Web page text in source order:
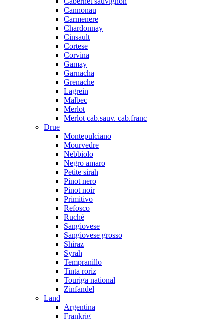
Cannonau
Carmenere
Chardonnay
Cinsault
Cortese
Corvina
Gamay
Garnacha
Grenache
Lagrein
Malbec
Merlot
Merlot cab.sauv. cab.franc
Drue
Montepulciano
Mourvedre
Nebbiolo
Negro amaro
Petite sirah
Pinot nero
Pinot noir
Primitivo
Refosco
Ruché
Sangiovese
Sangiovese grosso
Shiraz
Syrah
Tempranillo
Tinta roriz
Touriga national
Zinfandel
Land
Argentina
Frankrig